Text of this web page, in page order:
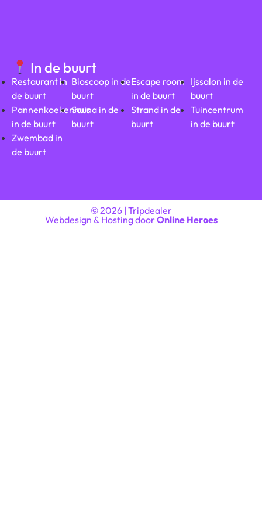
In de buurt
Restaurant in
de buurt
Pannenkoekenhuis
in de buurt
Zwembad in
de buurt
Bioscoop in de
buurt
Sauna in de
buurt
Escape room
in de buurt
Strand in de
buurt
Ijssalon in de
buurt
Tuincentrum
in de buurt
© 2026 | Tripdealer
Webdesign & Hosting doorOnline Heroes